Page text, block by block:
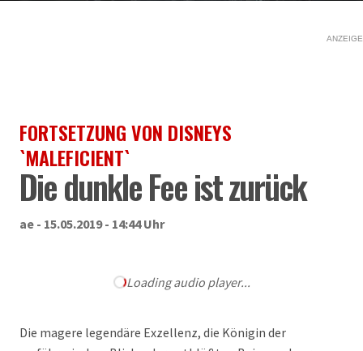
ANZEIGE
FORTSETZUNG VON DISNEYS
`MALEFICIENT`
Die dunkle Fee ist zurück
ae - 15.05.2019 - 14:44 Uhr
Loading audio player...
Die magere legendäre Exzellenz, die Königin der